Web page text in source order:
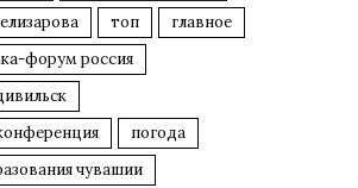
топ
главное
форум россия
погода
чувашии